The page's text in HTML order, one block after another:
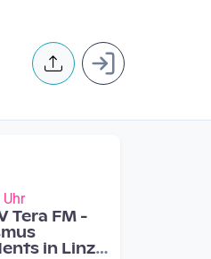
User
Tera FM -
in Linz